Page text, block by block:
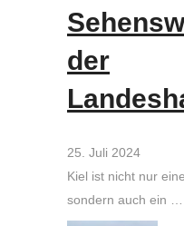
der
25. Juli 2024
Kiel ist nicht nur
sondern auch ein …